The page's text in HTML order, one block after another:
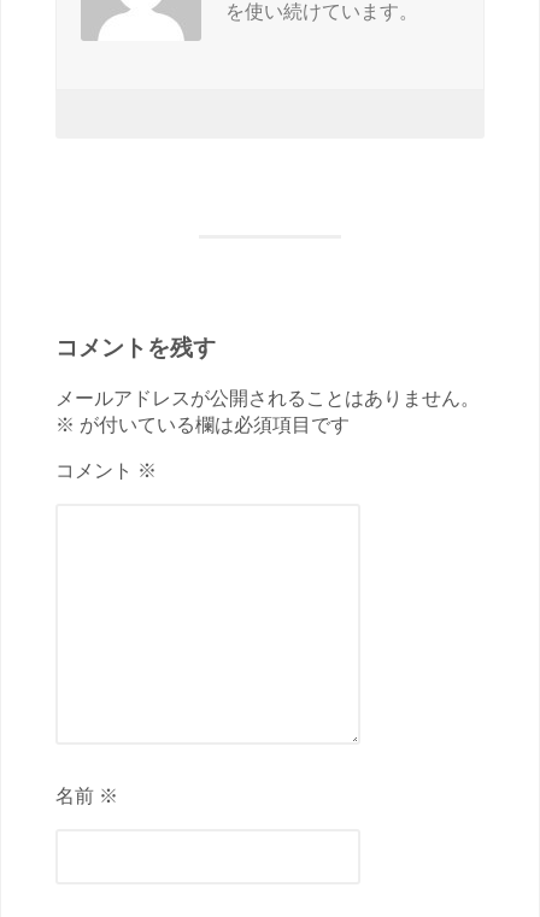
を使い続けています。
コメントを残す
メールアドレスが公開されることはありません。
※ が付いている欄は必須項目です
コメント ※
名前 ※